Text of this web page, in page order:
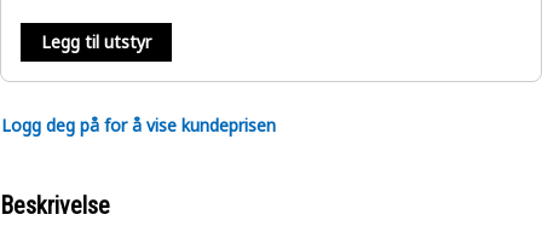
Legg til utstyr
Logg deg på for å vise kundeprisen
Beskrivelse